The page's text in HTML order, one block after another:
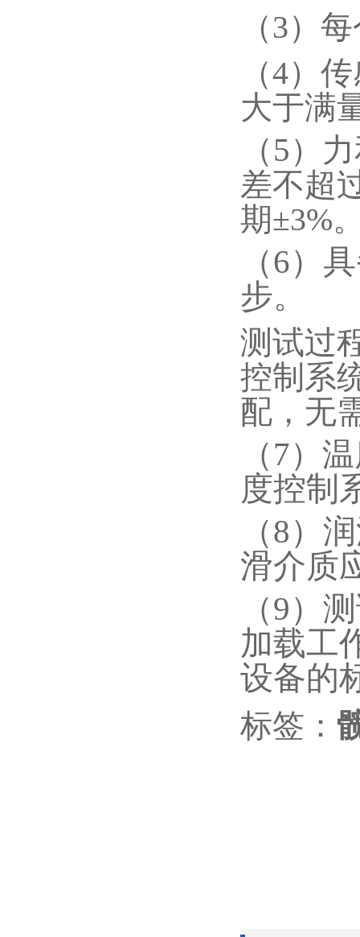
（3）
（4）
大于满
（5）
差不超
期±3%
（6）
步。
测试过
控制系
配，无
（7）
度控制
（8）
滑介质
（9）
加载工
设备的
标签：